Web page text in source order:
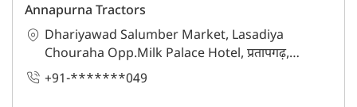
Annapurna Tractors
Dhariyawad Salumber Market, Lasadiya
Chouraha Opp.Milk Palace Hotel, प्रतापगढ़,
प्रतापगढ़, राजस्थान - 312605
+91-*******049